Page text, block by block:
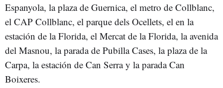
Espanyola, la plaza de Guernica, el metro de Collblanc,
el CAP Collblanc, el parque dels Ocellets, el en la
estación de la Florida, el Mercat de la Florida, la avenida
del Masnou, la parada de Pubilla Cases, la plaza de la
Carpa, la estación de Can Serra y la parada Can
Boixeres.